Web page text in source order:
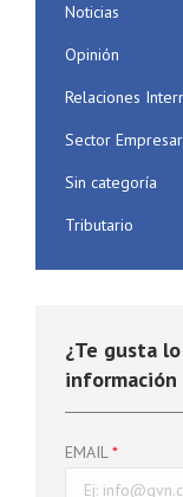
Noticias
Opinión
Relaciones
Sector
Sin categoría
Tributario
¿Te gusta
EMAIL